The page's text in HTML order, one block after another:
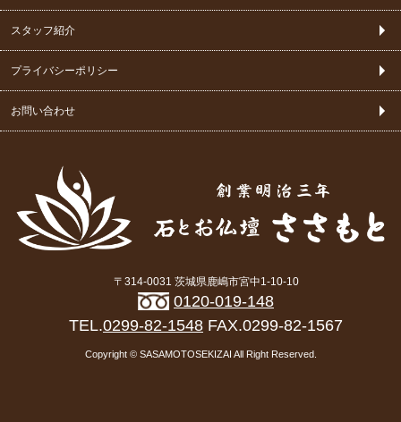
スタッフ紹介
プライバシーポリシー
お問い合わせ
〒314-0031 茨城県鹿嶋市宮中1-10-10
0120-019-148
TEL.0299-82-1548 FAX.0299-82-1567
Copyright © SASAMOTOSEKIZAI All Right Reserved.